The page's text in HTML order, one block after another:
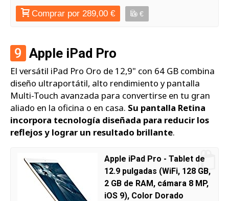
Comprar por 289,00 € €
9 Apple iPad Pro
El versátil iPad Pro Oro de 12,9" con 64 GB combina
diseño ultraportátil, alto rendimiento y pantalla
Multi-Touch avanzada para convertirse en tu gran
aliado en la oficina o en casa. Su pantalla Retina
incorpora tecnología diseñada para reducir los
reflejos y lograr un resultado brillante.
Apple iPad Pro - Tablet de
12.9 pulgadas (WiFi, 128 GB,
2 GB de RAM, cámara 8 MP,
iOS 9), Color Dorado